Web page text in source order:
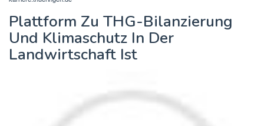
Plattform Zu THG-Bilanzierung
Und Klimaschutz In Der
Landwirtschaft Ist